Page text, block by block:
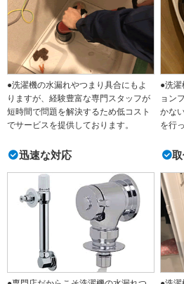
●洗濯機の水漏れやつまり具合にもよ
りますが、経験豊富な専門スタッフが
短時間で問題を解決するため低コスト
でサービスを提供しております。
●洗濯
ョン
かな
を行
迅速な対応